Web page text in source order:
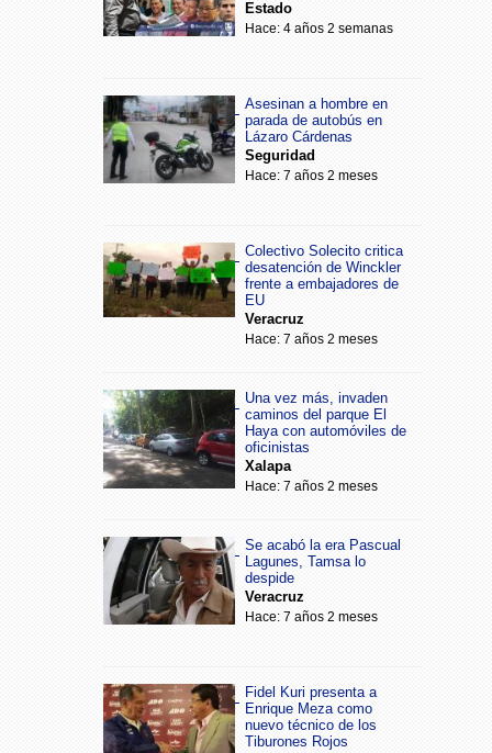
Estado
Hace: 4 años 2 semanas
Asesinan a hombre en
parada de autobús en
Lázaro Cárdenas
Seguridad
Hace: 7 años 2 meses
Colectivo Solecito critica
desatención de Winckler
frente a embajadores de
EU
Veracruz
Hace: 7 años 2 meses
Una vez más, invaden
caminos del parque El
Haya con automóviles de
oficinistas
Xalapa
Hace: 7 años 2 meses
Se acabó la era Pascual
Lagunes, Tamsa lo
despide
Veracruz
Hace: 7 años 2 meses
Fidel Kuri presenta a
Enrique Meza como
nuevo técnico de los
Tiburones Rojos